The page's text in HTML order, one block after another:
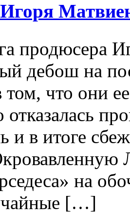
продюсера
дебош на
что они
и в итоге
на
[…]